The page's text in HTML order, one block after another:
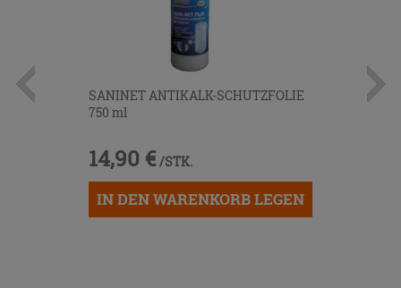
SANINET ANTIKALK-SCHUTZFOLIE
750 ml
14,90 € /STK.
IN DEN WARENKORB LEGEN